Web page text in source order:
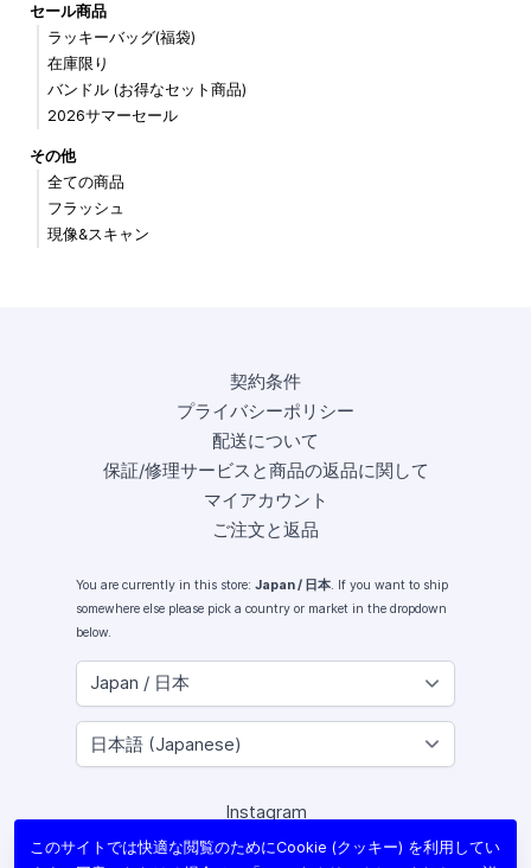
セール商品
ラッキーバッグ(福袋)
在庫限り
バンドル (お得なセット商品)
2026サマーセール
その他
全ての商品
フラッシュ
現像&スキャン
契約条件
プライバシーポリシー
配送について
保証/修理サービスと商品の返品に関して
マイアカウント
ご注文と返品
You are currently in this store: Japan / 日本. If you want to ship
somewhere else please pick a country or market in the dropdown
below.
Instagram
Facebook
このサイトでは快適な閲覧のためにCookie (クッキー) を利用してい